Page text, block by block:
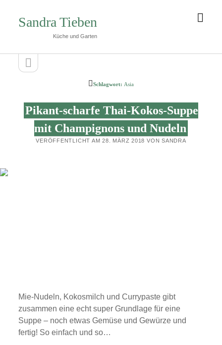
Sandra Tieben
Küche und Garten
Seitenleiste
Seitenleiste
öffnen
Schlagwort: Asia
Pikant-scharfe Thai-Kokos-Suppe
mit Champignons und Nudeln
VERÖFFENTLICHT AM 28. MÄRZ 2018 VON SANDRA
Mie-Nudeln, Kokosmilch und Currypaste gibt
zusammen eine echt super Grundlage für eine
Suppe – noch etwas Gemüse und Gewürze und
fertig! So einfach und so…